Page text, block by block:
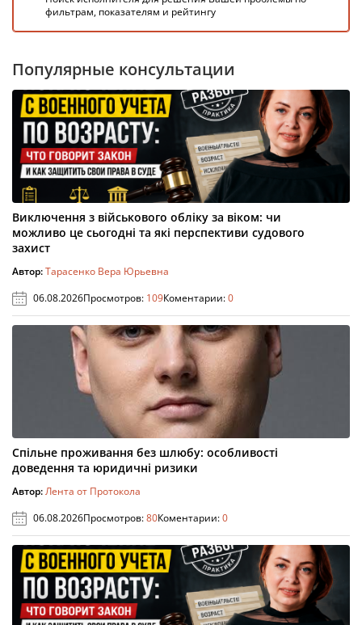
фильтрам, показателям и рейтингу
Популярные консультации
Виключення з військового обліку за віком: чи
можливо це сьогодні та які перспективи судового
захист
Автор:Тарасенко Вера Юрьевна
06.08.2026Просмотров: 109Коментарии:0
Спільне проживання без шлюбу: особливості
доведення та юридичні ризики
Автор:Лента от Протокола
06.08.2026Просмотров:80Коментарии:0